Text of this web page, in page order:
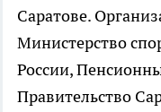
Саратове.
Министерство
России,
Правительство